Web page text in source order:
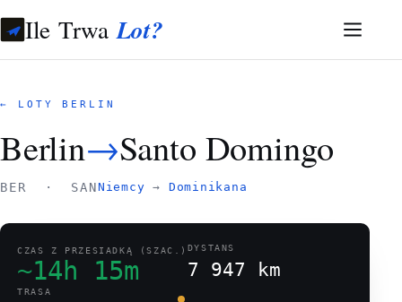
Ile TrwaLot?
← LOTY BERLIN
Berlin→Santo Domingo
BER · SANNiemcy → Dominikana
CZAS Z PRZESIADKĄ (SZAC.)
~14h 15m
DYSTANS
7 947 km
TRASA